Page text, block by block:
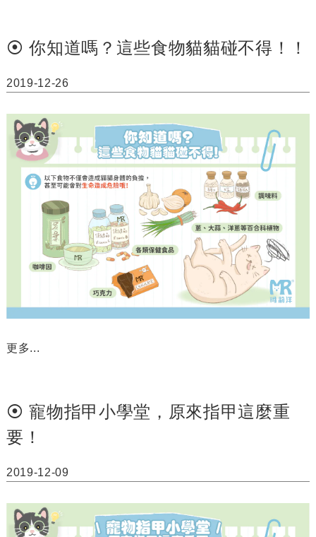
⦿ 你知道嗎？這些食物貓貓碰不得！！
2019-12-26
更多...
⦿ 寵物指甲小學堂，原來指甲這麼重
要！
2019-12-09